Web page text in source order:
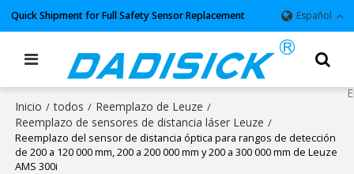
Quick Shipment for Full Safety Sensor Replacement Español
Inicio / todos / Reemplazo de Leuze /
Reemplazo de sensores de distancia láser Leuze /
Reemplazo del sensor de distancia óptica para rangos de detección
de 200 a 120 000 mm, 200 a 200 000 mm y 200 a 300 000 mm de Leuze
AMS 300i